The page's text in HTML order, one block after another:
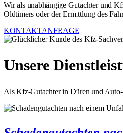
Wir als unabhängige Gutachter und
Oldtimers oder der Ermittlung des
KONTAKTANFRAGE
Unsere
Als Kfz-Gutachter in Düren und